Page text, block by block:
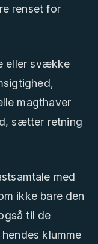
renset for
eller svække
magthaver
sætter retning
med
ikke bare den
til de
klumme